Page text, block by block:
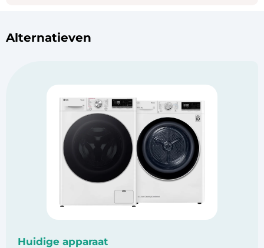
Alternatieven
Huidige apparaat